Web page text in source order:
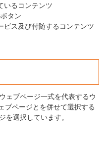
いるコンテンツ
タン
ビス及び付随するコンテンツ
ェブページ一式を代表するウ
ブページとを併せて選択する
を選択しています。